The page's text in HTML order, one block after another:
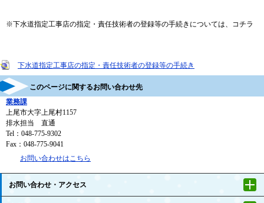
※下水道指定工事店の指定・責任技術者の登録等の手続きについては、コチラ
下水道指定工事店の指定・責任技術者の登録等の手続き
このページに関するお問い合わせ先
業務課
上尾市大字上尾村1157
排水担当 直通
Tel：048-775-9302
Fax：048-775-9041
お問い合わせはこちら
お問い合わせ・アクセス